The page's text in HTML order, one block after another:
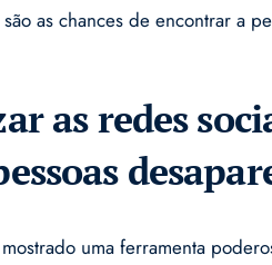
as chances de encontrar a
as redes
uma ferramenta